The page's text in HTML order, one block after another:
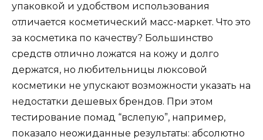
упаковкой и удобством использования
отличается косметический масс-маркет. Что это
за косметика по качеству? Большинство
средств отлично ложатся на кожу и долго
держатся, но любительницы люксовой
косметики не упускают возможности указать на
недостатки дешевых брендов. При этом
тестирование помад “вслепую”, например,
показало неожиданные результаты: абсолютно